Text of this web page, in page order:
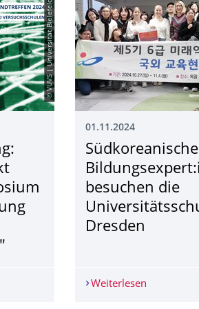
© VUVS | Universität Bielefeld
Auftakt BMBF-Projekt QualiPro
01.11.2024
Südkoreanische
besuchen die
Dresden
Weiterlesen